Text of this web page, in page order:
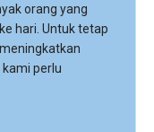
orang yang
hari. Untuk tetap
kami perlu